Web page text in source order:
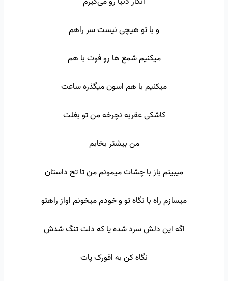
و با تو هیچی نیست سر راهم
میکنیم شمع ها رو فوت با هم
میکنیم با هم اسون میگذره ساعت
کاشکی عقربه نچرخه من تو بغلت
من بیشتر بخابم
میبینم باز با چشات میمونم من تا تح داستان
میسازم راه با نگاه تو و خودم میخونم اواز راهتو
اگه این دلش سرد شده یا که دلت تنگ شدش
نگاه کن به افورک پات